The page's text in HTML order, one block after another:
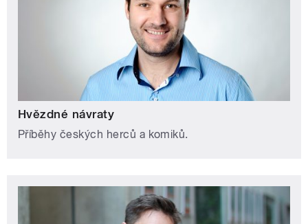
Hvězdné návraty
Příběhy českých herců a komiků.